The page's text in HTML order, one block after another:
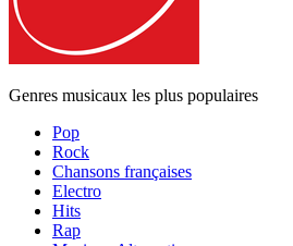
Genres musicaux les plus populaires
Pop
Rock
Chansons françaises
Electro
Hits
Rap